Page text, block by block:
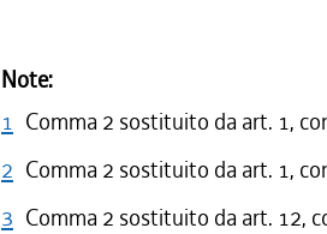
Note:
1 Comma 2 sostituito da art. 1,
2 Comma 2 sostituito da art. 1,
3 Comma 2 sostituito da art. 12,